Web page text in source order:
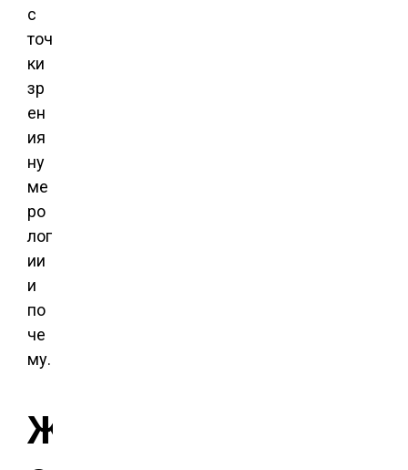
с
точ
ки
зр
ен
ия
ну
ме
ро
лог
ии
и
по
че
му.
Ж